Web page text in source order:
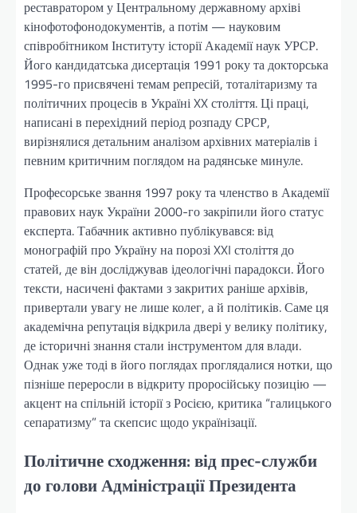
реставратором у Центральному державному архіві
кінофотофонодокументів, а потім — науковим
співробітником Інституту історії Академії наук УРСР.
Його кандидатська дисертація 1991 року та докторська
1995-го присвячені темам репресій, тоталітаризму та
політичних процесів в Україні XX століття. Ці праці,
написані в перехідний період розпаду СРСР,
вирізнялися детальним аналізом архівних матеріалів і
певним критичним поглядом на радянське минуле.
Професорське звання 1997 року та членство в Академії
правових наук України 2000-го закріпили його статус
експерта. Табачник активно публікувався: від
монографій про Україну на порозі XXI століття до
статей, де він досліджував ідеологічні парадокси. Його
тексти, насичені фактами з закритих раніше архівів,
привертали увагу не лише колег, а й політиків. Саме ця
академічна репутація відкрила двері у велику політику,
де історичні знання стали інструментом для влади.
Однак уже тоді в його поглядах проглядалися нотки, що
пізніше переросли в відкриту проросійську позицію —
акцент на спільній історії з Росією, критика “галицького
сепаратизму” та скепсис щодо українізації.
Політичне сходження: від прес-служби
до голови Адміністрації Президента